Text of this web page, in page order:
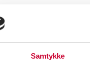
Samtykke